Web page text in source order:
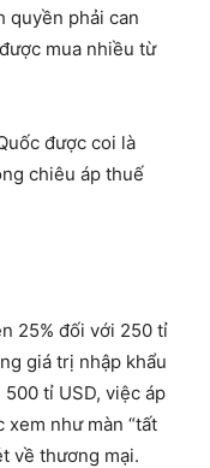
quyền phải can
mua nhiều từ
được coi là
chiêu áp thuế
25% đối với 250 tỉ
giá trị nhập khẩu
tỉ USD, việc áp
như màn “tất
về thương mại.